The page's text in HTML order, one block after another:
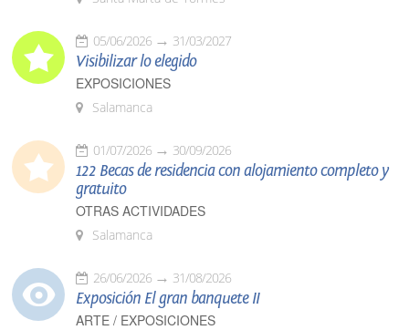
05/06/2026 31/03/2027
Visibilizar lo elegido
EXPOSICIONES
Salamanca
01/07/2026 30/09/2026
122 Becas de residencia con alojamiento completo y
gratuito
OTRAS ACTIVIDADES
Salamanca
26/06/2026 31/08/2026
Exposición El gran banquete II
ARTE / EXPOSICIONES